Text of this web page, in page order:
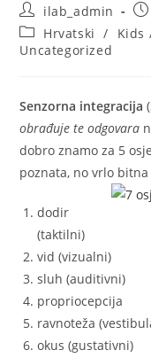
Post
author:
ilab_admin
Post
category:
Hrvatski / Kids
Uncategorized
Senzorna integracija
obrađuje te odgovara
dobro znamo za 5
poznata, no vrlo
dodir
(taktilni)
vid (vizualni)
sluh (auditivni)
propriocepcija
ravnoteža
okus (gustativni)